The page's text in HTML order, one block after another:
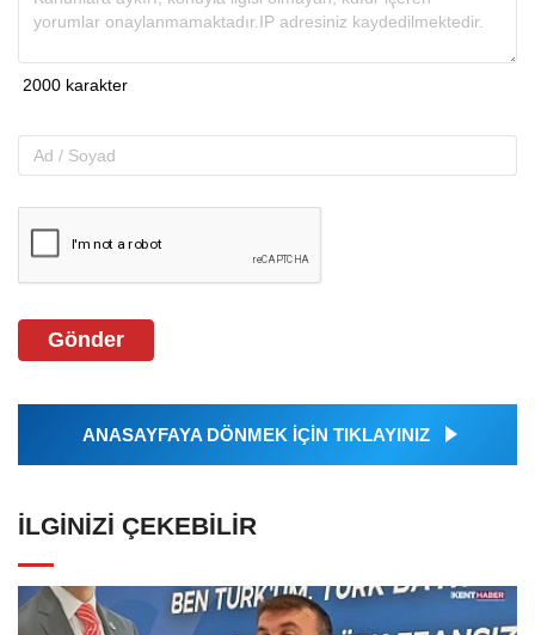
Gönder
ANASAYFAYA DÖNMEK İÇİN TIKLAYINIZ
İLGINIZI ÇEKEBILIR